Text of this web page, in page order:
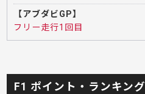
【アブダビGP】
フリー走行1回目
F1 ポイント・ランキング